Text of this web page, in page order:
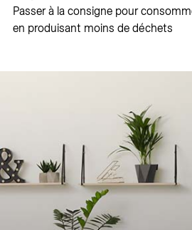
Passer à la consigne pour
en produisant moins de déchets